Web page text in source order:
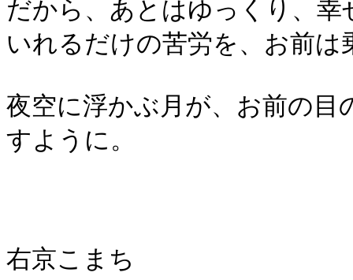
だから、あとはゆっくり、
いれるだけの苦労を、お前
夜空に浮かぶ月が、お前の目
すように。
右京こまち